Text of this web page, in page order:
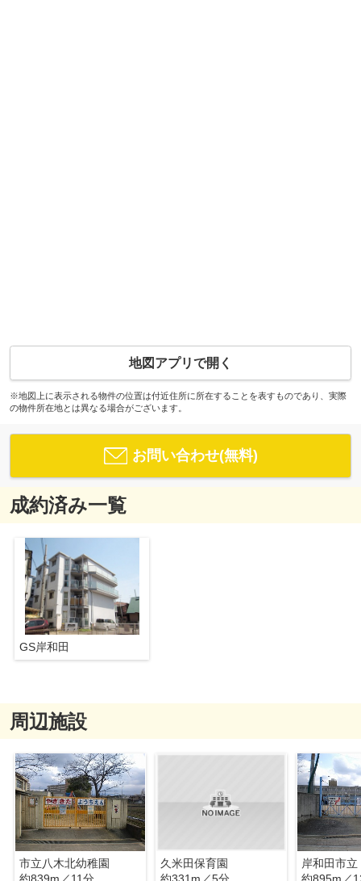
地図アプリで開く
※地図上に表示される物件の位置は付近住所に所在することを表すものであり、実際
の物件所在地とは異なる場合がございます。
お問い合わせ(無料)
成約済み一覧
GS岸和田
周辺施設
市立八木北幼稚園
約839m／11分
久米田保育園
約331m／5分
約895m／